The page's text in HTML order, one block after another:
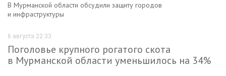
В Мурманской области обсудили защиту городов
и инфраструктуры
6 августа 22:33
Поголовье крупного рогатого скота
в Мурманской области уменьшилось на 34%